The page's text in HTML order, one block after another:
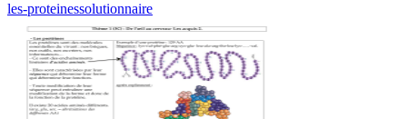
les-proteinessolutionnaire